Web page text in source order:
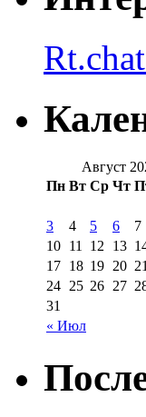
Август
Пн Вт Ср Чт
« Июл
3
4 5 6 7
10 11 12 13
17 18 19 20 21
24 25 26 27
31